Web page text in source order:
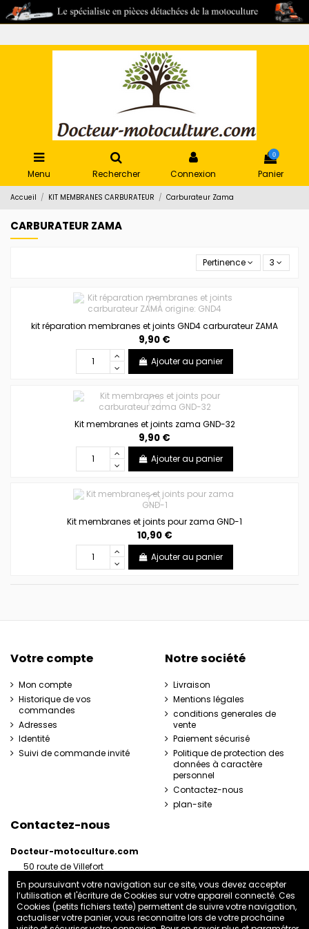
Menu Rechercher Connexion
0
Panier
Accueil KIT MEMBRANES CARBURATEUR Carburateur Zama
CARBURATEUR ZAMA
Pertinence 3
kit réparation membranes et joints GND4 carburateur ZAMA
9,90 €
Ajouter au panier
Kit membranes et joints zama GND-32
9,90 €
Ajouter au panier
Kit membranes et joints pour zama GND-1
10,90 €
Ajouter au panier
Votre compte
Mon compte
Historique de vos
commandes
Adresses
Identité
Suivi de commande invité
Notre société
Livraison
Mentions légales
conditions generales de
vente
Paiement sécurisé
Politique de protection des
données à caractère
personnel
Contactez-nous
plan-site
Contactez-nous
Docteur-motoculture.com
50 route de Villefort
France
06 35 41 62 07
docteurmotoculture2@gmail.com
En poursuivant votre navigation sur ce site, vous devez accepter
l’utilisation et l'écriture de Cookies sur votre appareil connecté. Ces
Cookies (petits fichiers texte) permettent de suivre votre navigation,
actualiser votre panier, vous reconnaitre lors de votre prochaine